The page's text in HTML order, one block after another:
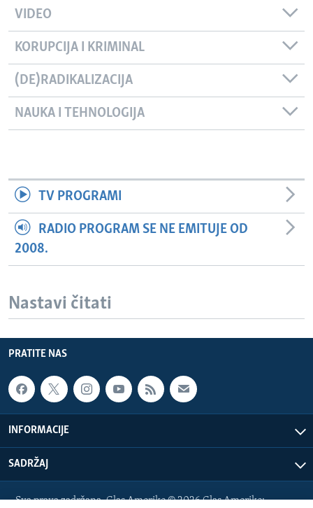
VIDEO
KORUPCIJA I KRIMINAL
(DE)RADIKALIZACIJA
NAUKA I TEHNOLOGIJA
TV PROGRAMI
RADIO PROGRAM SE NE EMITUJE OD
2008.
Nastavi čitati
PRATITE NAS
INFORMACIJE
SADRŽAJ
Sva prava zadržana. Glas Amerike © 2026 Glas Amerike: